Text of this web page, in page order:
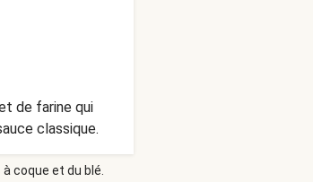
de farine qui
classique.
coque et du blé.